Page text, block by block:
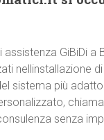
GiBiDi
nellinstallazione
sistema più
senza